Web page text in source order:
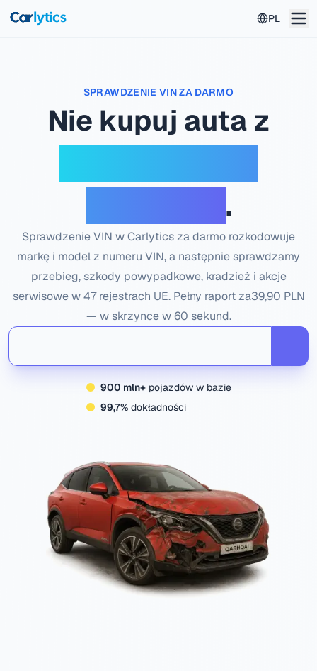
PL
SPRAWDZENIE VIN ZA DARMO
Nie kupuj auta z
.
Sprawdzenie VIN w Carlytics za darmo rozkodowuje
markę i model z numeru VIN, a następnie sprawdzamy
przebieg, szkody powypadkowe, kradzież i akcje
serwisowe w 47 rejestrach UE. Pełny raport za39,90 PLN
— w skrzynce w 60 sekund.
900 mln+pojazdów w bazie
99,7%dokładności